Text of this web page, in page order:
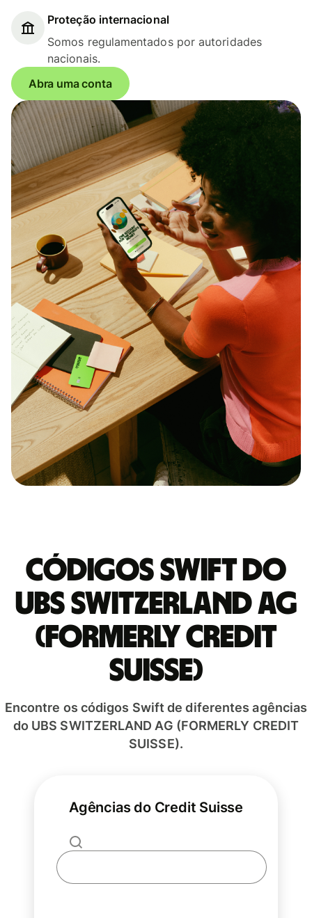
Proteção internacional
Somos regulamentados por autoridades
nacionais.
Abra uma conta
Códigos Swift do
UBS SWITZERLAND AG
(FORMERLY CREDIT
SUISSE)
Encontre os códigos Swift de diferentes agências
do UBS SWITZERLAND AG (FORMERLY CREDIT
SUISSE).
Agências do Credit Suisse